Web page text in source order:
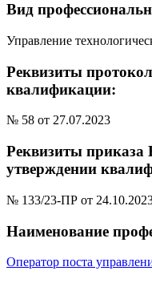
Вид
Управление
Реквизиты
квалификации:
№ 58 от 27.07.2023
Реквизиты приказа
утверждении
№ 133/23-ПР от
Наименование
Оператор поста